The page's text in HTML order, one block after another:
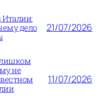
Италии:
дело
21/07/2026
не
11/07/2026